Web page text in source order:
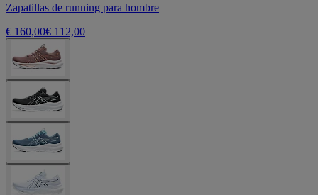
Zapatillas de running para hombre
€ 160,00€ 112,00